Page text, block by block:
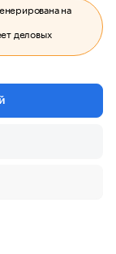
на
деловых